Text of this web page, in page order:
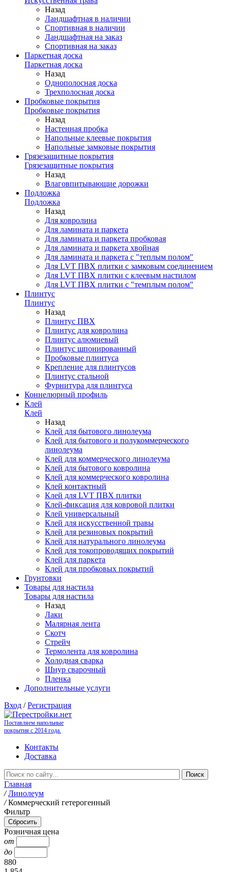
Назад
Ландшафтная в наличии
Спортивная в наличии
Ландшафтная на заказ
Спортивная на заказ
Паркетная доска
Паркетная доска
Назад
Однополосная доска
Трехполосная доска
Пробковые покрытия
Пробковые покрытия
Назад
Настенная пробка
Напольные клеевые покрытия
Напольные замковые покрытия
Грязезащитные покрытия
Грязезащитные покрытия
Назад
Влаговпитывающие дорожки
Подложка
Подложка
Назад
Для ковролина
Для ламината и паркета
Для ламината и паркета пробковая
Для ламината и паркета хвойная
Для ламината и паркета с "теплым полом"
Для LVT ПВХ плитки с замковым соединением
Для LVT ПВХ плитки с клеевым настилом
Для LVT ПВХ плитки с "темплым полом"
Плинтус
Плинтус
Назад
Плинтус ПВХ
Плинтус для ковролина
Плинтус алюмиевый
Плинтус шпонированный
Пробковые плинтуса
Крепление для плинтусов
Плинтус стальной
Фурнитура для плинтуса
Коннелюрный профиль
Клей
Клей
Назад
Клей для бытового линолеума
Клей для бытового и полукоммерческого
линолеума
Клей для коммерческого линолеума
Клей для бытового ковролина
Клей для коммерческого ковролина
Клей контактный
Клей для LVT ПВХ плитки
Клей-фиксация для ковровой плитки
Клей универсальный
Клей для искусственной травы
Клей для резиновых покрытий
Клей для натурального линолеума
Клей для токопроводящих покрытий
Клей для паркета
Клей для пробковых покрытий
Грунтовки
Товары для настила
Товары для настила
Назад
Лаки
Малярная лента
Скотч
Стрейч
Термолента для ковролина
Холодная сварка
Шнур сварочный
Пленка
Дополнительные услуги
Вход /Регистрация
Поставляем напольные
покрытия с 2014 года.
Контакты
Доставка
Главная
/ Линолеум
/ Коммерческий гетерогенный
Фильтр
Розничная цена
от
до
880